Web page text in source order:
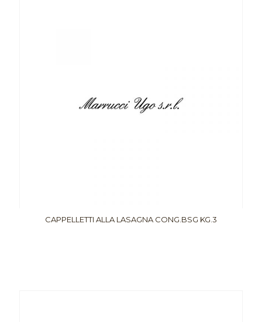
CAPPELLETTI ALLA LASAGNA CONG.BSG KG.3